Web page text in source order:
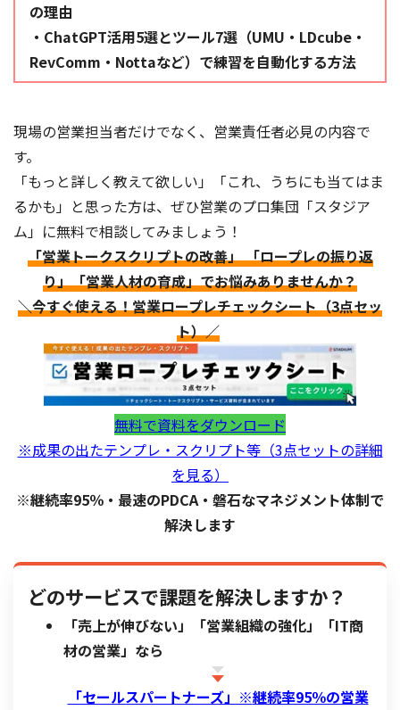
の理由
・ChatGPT活用5選とツール7選（UMU・LDcube・
RevComm・Nottaなど）で練習を自動化する方法
現場の営業担当者だけでなく、営業責任者必見の内容で
す。
「もっと詳しく教えて欲しい」「これ、うちにも当てはま
るかも」と思った方は、ぜひ営業のプロ集団「スタジア
ム」に無料で相談してみましょう！
「営業トークスクリプトの改善」 「ロープレの振り返
り」「営業人材の育成」でお悩みありませんか？
＼今すぐ使える！営業ロープレチェックシート（3点セッ
ト）／
無料で資料をダウンロード
※成果の出たテンプレ・スクリプト等（3点セットの詳細
を見る）
※継続率95％・最速のPDCA・磐石なマネジメント体制で
解決します
どのサービスで課題を解決しますか？
「売上が伸びない」「営業組織の強化」「IT商
材の営業」なら
「セールスパートナーズ」※継続率95％の営業